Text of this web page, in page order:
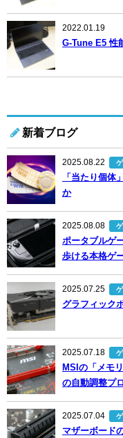
2022.01.19
G-Tune E5 性
新着ブログ
2025.08.22
「当たり個体
か
2025.08.08
ポータブルゲ
歩ける本格ゲ
2025.07.25
グラフィック
2025.07.18
MSIの「メモ
の自動調整プ
2025.07.04
マザーボード